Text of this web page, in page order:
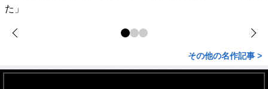
た」
その他の名作記事 >